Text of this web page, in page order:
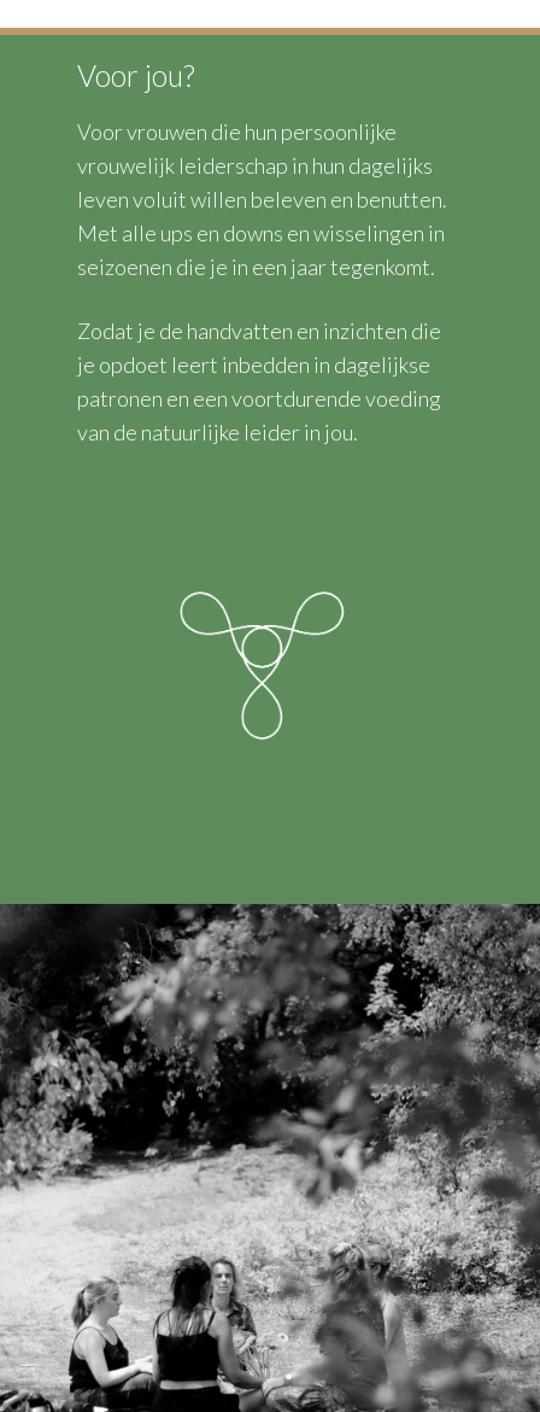
Voor jou?
Voor vrouwen die hun persoonlijke
vrouwelijk leiderschap in hun dagelijks
leven voluit willen beleven en benutten.
Met alle ups en downs en wisselingen in
seizoenen die je in een jaar tegenkomt.
Zodat je de handvatten en inzichten die
je opdoet leert inbedden in dagelijkse
patronen en een voortdurende voeding
van de natuurlijke leider in jou.